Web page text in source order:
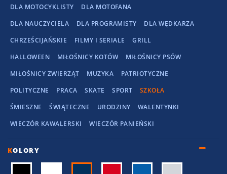
DLA MOTOCYKLISTY
DLA MOTOFANA
DLA NAUCZYCIELA
DLA PROGRAMISTY
DLA WĘDKARZA
CHRZEŚCIJAŃSKIE
FILMY I SERIALE
GRILL
HALLOWEEN
MIŁOŚNICY KOTÓW
MIŁOŚNICY PSÓW
MIŁOŚNICY ZWIERZĄT
MUZYKA
PATRIOTYCZNE
POLITYCZNE
PRACA SKATE SPORT
SZKOŁA
ŚMIESZNE
ŚWIĄTECZNE URODZINY
WALENTYNKI
WIECZÓR KAWALERSKI
WIECZÓR PANIEŃSKI
KOLORY